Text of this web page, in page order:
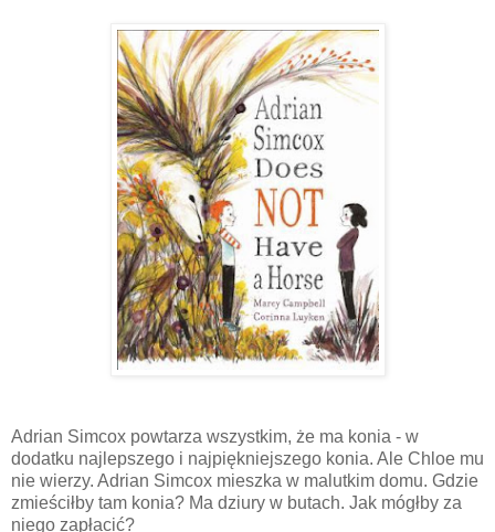
Adrian Simcox powtarza wszystkim, że ma konia - w
dodatku najlepszego i najpiękniejszego konia. Ale Chloe mu
nie wierzy. Adrian Simcox mieszka w malutkim domu. Gdzie
zmieściłby tam konia? Ma dziury w butach. Jak mógłby za
niego zapłacić?